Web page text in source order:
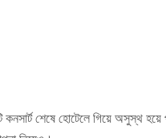
শেষে হোটেলে গিয়ে অসুস্থ